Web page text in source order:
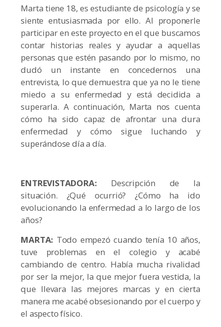
Marta tiene 18, es estudiante de psicología y se
siente entusiasmada por ello. Al proponerle
participar en este proyecto en el que buscamos
contar historias reales y ayudar a aquellas
personas que estén pasando por lo mismo, no
dudó un instante en concedernos una
entrevista, lo que demuestra que ya no le tiene
miedo a su enfermedad y está decidida a
superarla. A continuación, Marta nos cuenta
cómo ha sido capaz de afrontar una dura
enfermedad y cómo sigue luchando y
superándose día a día.
ENTREVISTADORA: Descripción de la
situación. ¿Qué ocurrió? ¿Cómo ha ido
evolucionando la enfermedad a lo largo de los
años?
MARTA: Todo empezó cuando tenía 10 años,
tuve problemas en el colegio y acabé
cambiando de centro. Había mucha rivalidad
por ser la mejor, la que mejor fuera vestida, la
que llevara las mejores marcas y en cierta
manera me acabé obsesionando por el cuerpo y
el aspecto físico.